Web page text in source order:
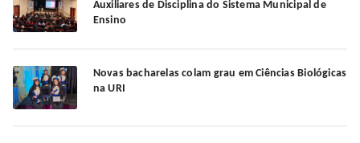
Auxiliares de Disciplina do Sistema Municipal de
Ensino
Novas bacharelas colam grau em Ciências Biológicas
na URI